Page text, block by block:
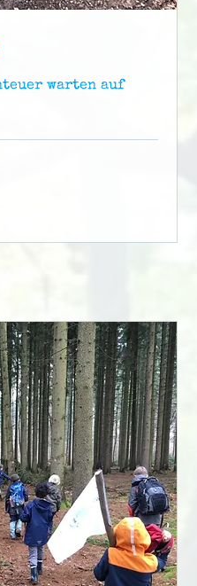
warten auf